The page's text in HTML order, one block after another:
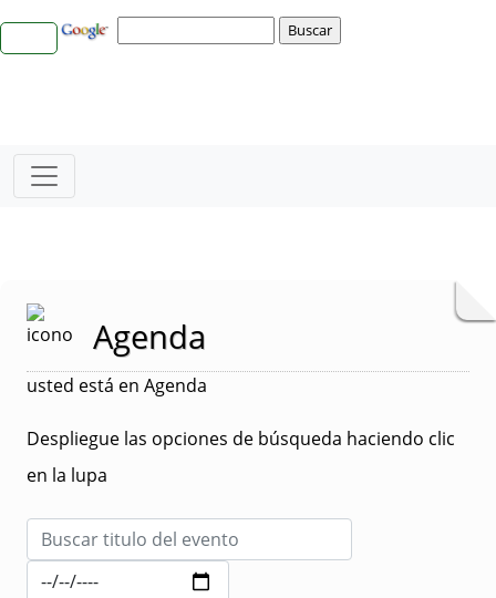
Agenda
usted está en Agenda
Despliegue las opciones de búsqueda haciendo clic
en la lupa